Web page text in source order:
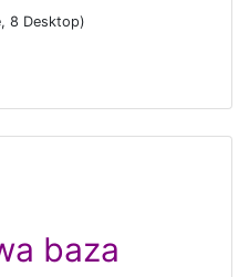
8 Desktop)
baza